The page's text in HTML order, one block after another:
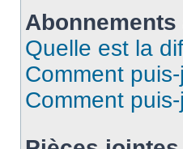
Quelle est la
Comment
Comment